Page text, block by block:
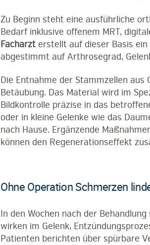
Zu Beginn steht eine ausführliche
Bedarf inklusive offenem MRT,
Facharzt erstellt auf dieser Basis
abgestimmt auf Arthrosegrad,
Die Entnahme der Stammzellen
Betäubung. Das Material wird im
Bildkontrolle präzise in das
oder in kleine Gelenke wie das
nach Hause. Ergänzende
können den Regenerationseffekt
Ohne Operation Schmerzen
In den Wochen nach der
wirken im Gelenk,
Patienten berichten über spürbare